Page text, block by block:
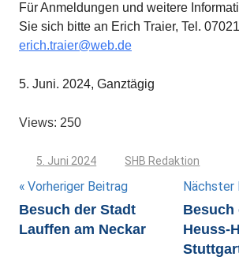
Für Anmeldungen und weitere
Sie sich bitte an Erich Traier, Tel.
erich.traier@web.de
5. Juni. 2024, Ganztägig
Views: 250
5. Juni 2024 SHB Redaktion
Beitragsnavigation
Vorheriger Beitrag
Besuch der Stadt
Lauffen am Neckar
Nächster
Besuch
Heuss-